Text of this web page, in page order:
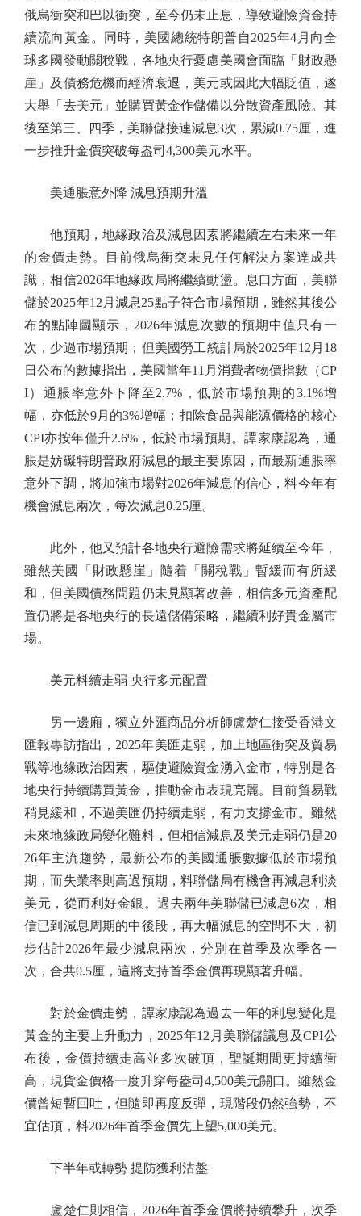
俄烏衝突和巴以衝突，至今仍未止息，導致避險資金持
續流向黃金。同時，美國總統特朗普自2025年4月向全
球多國發動關稅戰，各地央行憂慮美國會面臨「財政懸
崖」及債務危機而經濟衰退，美元或因此大幅貶值，遂
大舉「去美元」並購買黃金作儲備以分散資產風險。其
後至第三、四季，美聯儲接連減息3次，累減0.75厘，進
一步推升金價突破每盎司4,300美元水平。
美通脹意外降 減息預期升溫
他預期，地緣政治及減息因素將繼續左右未來一年
的金價走勢。目前俄烏衝突未見任何解決方案達成共
識，相信2026年地緣政局將繼續動盪。息口方面，美聯
儲於2025年12月減息25點子符合市場預期，雖然其後公
布的點陣圖顯示，2026年減息次數的預期中值只有一
次，少過市場預期；但美國勞工統計局於2025年12月18
日公布的數據指出，美國當年11月消費者物價指數（CP
I）通脹率意外下降至2.7%，低於市場預期的3.1%增
幅，亦低於9月的3%增幅；扣除食品與能源價格的核心
CPI亦按年僅升2.6%，低於市場預期。譚家康認為，通
脹是妨礙特朗普政府減息的最主要原因，而最新通脹率
意外下調，將加強市場對2026年減息的信心，料今年有
機會減息兩次，每次減息0.25厘。
此外，他又預計各地央行避險需求將延續至今年，
雖然美國「財政懸崖」隨着「關稅戰」暫緩而有所緩
和，但美國債務問題仍未見顯著改善，相信多元資產配
置仍將是各地央行的長遠儲備策略，繼續利好貴金屬市
場。
美元料續走弱 央行多元配置
另一邊廂，獨立外匯商品分析師盧楚仁接受香港文
匯報專訪指出，2025年美匯走弱，加上地區衝突及貿易
戰等地緣政治因素，驅使避險資金湧入金市，特別是各
地央行持續購買黃金，推動金市表現亮麗。目前貿易戰
稍見緩和，不過美匯仍持續走弱，有力支撐金市。雖然
未來地緣政局變化難料，但相信減息及美元走弱仍是20
26年主流趨勢，最新公布的美國通脹數據低於市場預
期，而失業率則高過預期，料聯儲局有機會再減息利淡
美元，從而利好金銀。過去兩年美聯儲已減息6次，相
信已到減息周期的中後段，再大幅減息的空間不大，初
步估計2026年最少減息兩次，分別在首季及次季各一
次，合共0.5厘，這將支持首季金價再現顯著升幅。
對於金價走勢，譚家康認為過去一年的利息變化是
黃金的主要上升動力，2025年12月美聯儲議息及CPI公
布後，金價持續走高並多次破頂，聖誕期間更持續衝
高，現貨金價格一度升穿每盎司4,500美元關口。雖然金
價曾短暫回吐，但隨即再度反彈，現階段仍然強勢，不
宜估頂，料2026年首季金價先上望5,000美元。
下半年或轉勢 提防獲利沽盤
盧楚仁則相信，2026年首季金價將持續攀升，次季